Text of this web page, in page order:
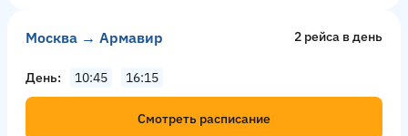
Москва → Армавир 2 рейсa в день
День 10:45 16:15
Смотреть расписание